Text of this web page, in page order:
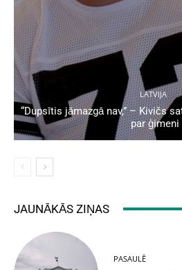
LATVIJA
“Dupsītis jāmazgā nav,” – Kivičs
par ģimeni
JAUNĀKĀS ZIŅAS
PASAULĒ